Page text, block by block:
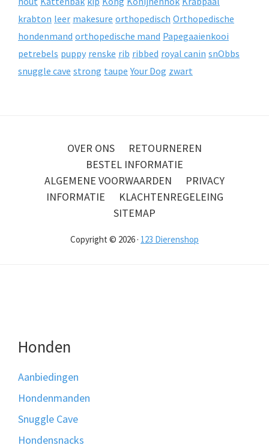
krabton leer makesure orthopedisch Orthopedische
hondenmand orthopedische mand Papegaaienkooi
petrebels puppy renske rib ribbed royal canin snObbs
snuggle cave strong taupe Your Dog zwart
OVER ONS
RETOURNEREN
BESTEL INFORMATIE
ALGEMENE VOORWAARDEN
PRIVACY
INFORMATIE
KLACHTENREGELEING
SITEMAP
Copyright © 2026 · 123 Dierenshop
Honden
Aanbiedingen
Hondenmanden
Snuggle Cave
Hondensnacks